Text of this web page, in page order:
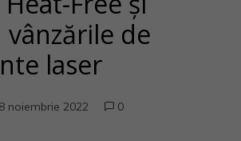
de
laser
noiembrie 2022 0